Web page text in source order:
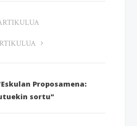
Proposamena:
sortu"